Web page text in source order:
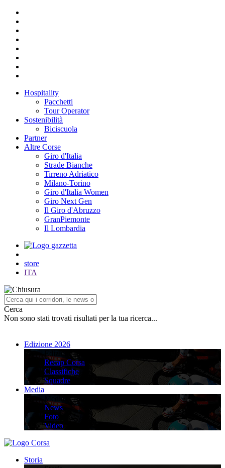
Hospitality
Pacchetti
Tour Operator
Sostenibilità
Biciscuola
Partner
Altre Corse
Giro d'Italia
Strade Bianche
Tirreno Adriatico
Milano-Torino
Giro d'Italia Women
Giro Next Gen
Il Giro d'Abruzzo
GranPiemonte
Il Lombardia
store
ITA
Cerca
Non sono stati trovati risultati per la tua ricerca...
Edizione 2026
Edizione 2026
Recap Corsa
Classifiche
Squadre
Media
Media
News
Foto
Video
Storia